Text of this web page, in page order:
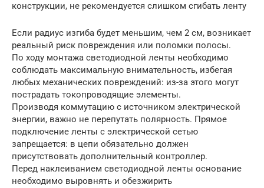
конструкции, не рекомендуется слишком сгибать ленту
Если радиус изгиба будет меньшим, чем 2 см, возникает
реальный риск повреждения или поломки полосы.
По ходу монтажа светодиодной ленты необходимо
соблюдать максимальную внимательность, избегая
любых механических повреждений: из-за этого могут
пострадать токопроводящие элементы.
Производя коммутацию с источником электрической
энергии, важно не перепутать полярность. Прямое
подключение ленты с электрической сетью
запрещается: в цепи обязательно должен
присутствовать дополнительный контроллер.
Перед наклеиванием светодиодной ленты основание
необходимо выровнять и обезжирить